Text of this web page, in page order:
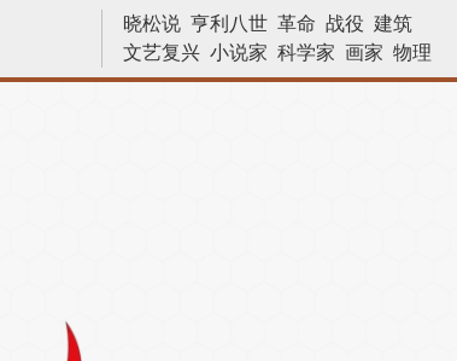
晓松说 亨利八世 革命 战役 建筑
文艺复兴 小说家 科学家 画家 物理
天文学 艺术 发明 巴拿马运河 越战